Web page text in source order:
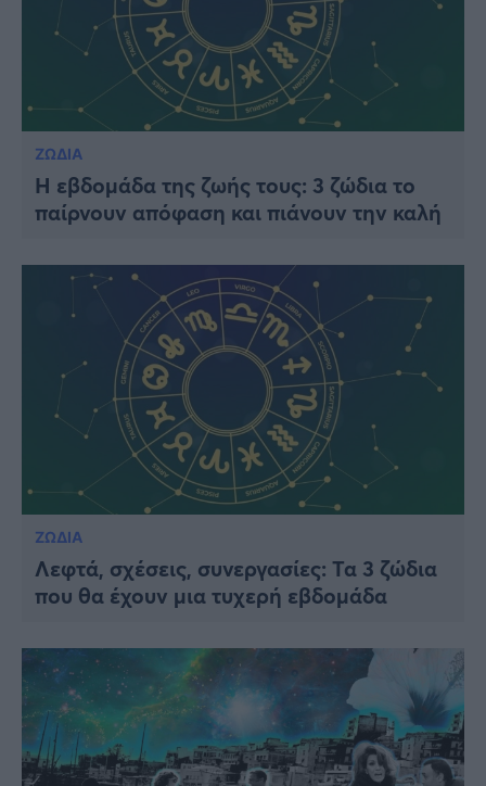
ΖΩΔΙΑ
Η εβδομάδα της ζωής τους: 3 ζώδια το
παίρνουν απόφαση και πιάνουν την καλή
ΖΩΔΙΑ
Λεφτά, σχέσεις, συνεργασίες: Τα 3 ζώδια
που θα έχουν μια τυχερή εβδομάδα